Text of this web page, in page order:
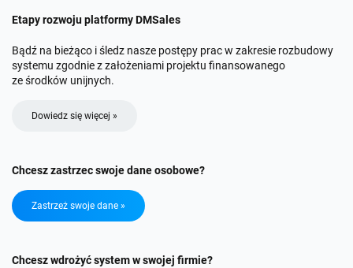
Etapy rozwoju platformy DMSales
Bądź na bieżąco i śledz nasze postępy prac w zakresie rozbudowy
systemu zgodnie z założeniami projektu finansowanego
ze środków unijnych.
Dowiedz się więcej »
Chcesz zastrzec swoje dane osobowe?
Zastrzeż swoje dane »
Chcesz wdrożyć system w swojej firmie?